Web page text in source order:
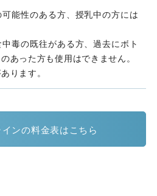
能性のある方、授乳中の方には
毒の既往がある方、過去にボト
あった方も使用はできません。
ります。
ンの料金表はこちら